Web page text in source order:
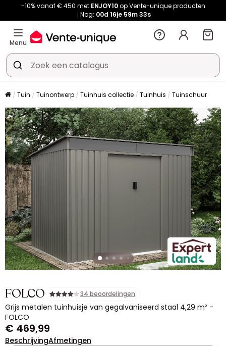
-10% vanaf € 450 met ENJOY10op Vente-unique producten
Nog: 00d 16je 59m 33s
Menu
Tuin Tuinontwerp Tuinhuis collectie Tuinhuis Tuinschuur
FOLCO 34 beoordelingen
Grijs metalen tuinhuisje van gegalvaniseerd staal 4,29 m² -
FOLCO
€ 469,99
BeschrijvingAfmetingen